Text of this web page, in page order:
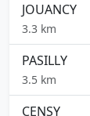
JOUANCY
3.3 km
PASILLY
3.5 km
CENSY